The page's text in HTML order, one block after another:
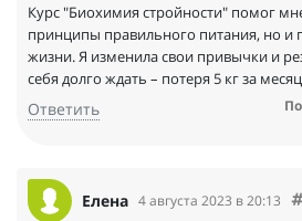
Курс "Биохимия стройности" помог
принципы правильного питания, но и
жизни. Я изменила свои привычки и
себя долго ждать – потеря 5 кг за
Ответить
Елена 4 августа 2023 в 20:13